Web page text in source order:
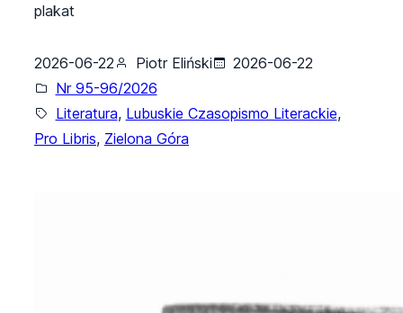
plakat
2026-06-22 Piotr Eliński
2026-06-22
Nr 95-96/2026
Literatura, Lubuskie Czasopismo Literackie,
Pro Libris, Zielona Góra